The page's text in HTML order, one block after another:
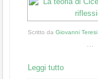
Scritto da Giovanni Teresi
...
Leggi tutto